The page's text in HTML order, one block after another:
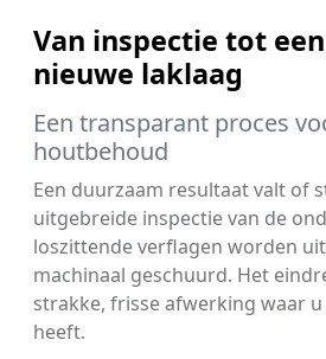
Van inspectie tot
nieuwe laklaag
Een transparant proces
houtbehoud
Een duurzaam resultaat valt of
uitgebreide inspectie van de
loszittende verflagen worden
machinaal geschuurd. Het
strakke, frisse afwerking waar
heeft.